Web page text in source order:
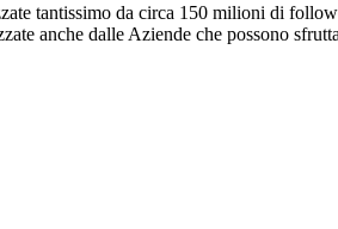
tantissimo da circa 150 milioni di
anche dalle Aziende che possono